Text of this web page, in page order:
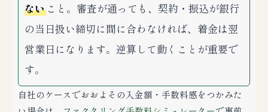
ない こと。審査が通っても、契約・振込が銀行
の当日扱い締切に間に合わなければ、着金は翌
営業日になります。逆算して動くことが重要で
す。
自社のケースでおおよその入金額・手数料感をつかみた